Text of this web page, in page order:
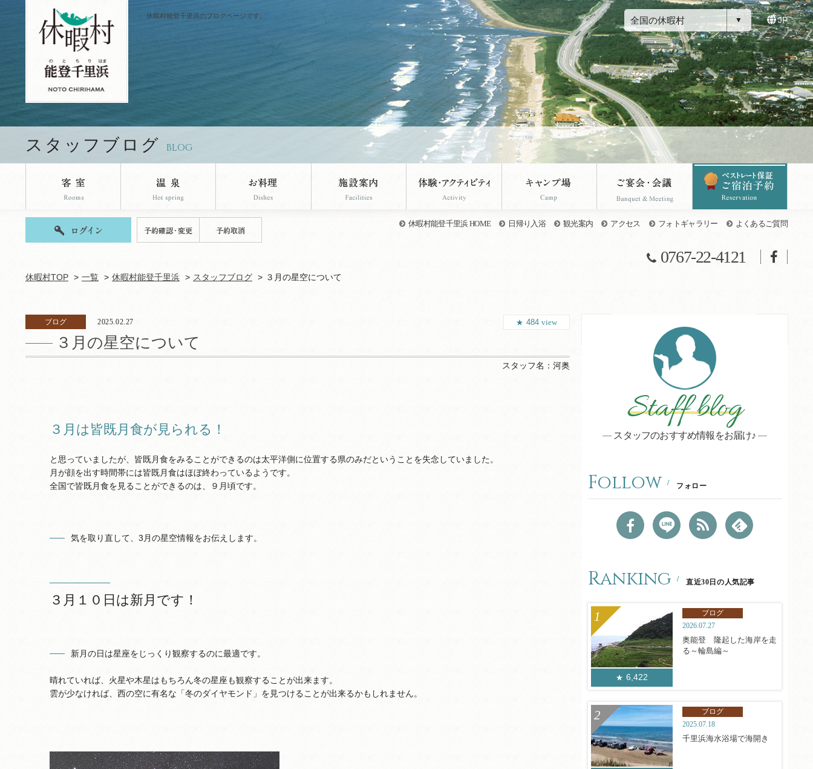
休暇村能登千里浜のブログページです。 全国の休暇村 JP
スタッフブログ BLOG
休暇村能登千里浜 HOME 日帰り入浴 観光案内 アクセス フォトギャラリー よくあるご質問
0767-22-4121
休暇村TOP 一覧 休暇村能登千里浜 スタッフブログ ３月の星空について
ブログ 2025.02.27
３月の星空について
484 view
スタッフ名： 河奥
３月は皆既月食が見られる！
と思っていましたが、皆既月食をみることができるのは太平洋側に位置する県のみだということを失念していました。
月が顔を出す時間帯には皆既月食はほぼ終わっているようです。
全国で皆既月食を見ることができるのは、９月頃です。
気を取り直して、3月の星空情報をお伝えします。
３月１０日は新月です！
新月の日は星座をじっくり観察するのに最適です。
晴れていれば、火星や木星はもちろん冬の星座も観察することが出来ます。
雲が少なければ、西の空に有名な「冬のダイヤモンド」を見つけることが出来るかもしれません。
Staff blog
スタッフのおすすめ情報をお届け♪
Follow フォロー
Ranking 直近30日の人気記事
6,422
ブログ
2026.07.27
奥能登 隆起した海岸を走
る～輪島編～
ブログ
2025.07.18
千里浜海水浴場で海開き